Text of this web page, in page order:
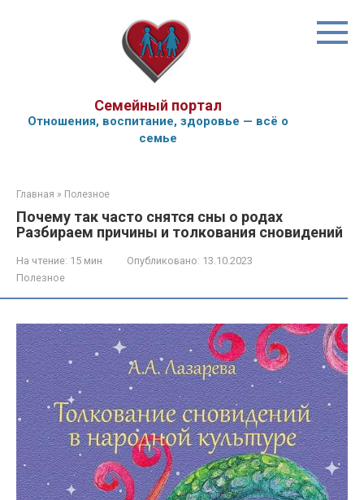
Семейный портал
Отношения, воспитание, здоровье — всё о
семье
Главная » Полезное
Почему так часто снятся сны о родах
Разбираем причины и толкования сновидений
На чтение: 15 мин Опубликовано: 13.10.2023
Полезное